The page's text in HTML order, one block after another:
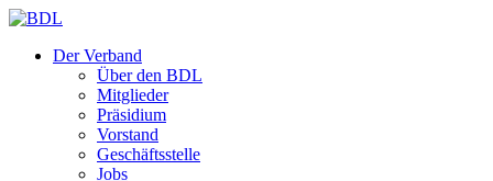
Der Verband
Über den BDL
Mitglieder
Präsidium
Vorstand
Geschäftsstelle
Jobs